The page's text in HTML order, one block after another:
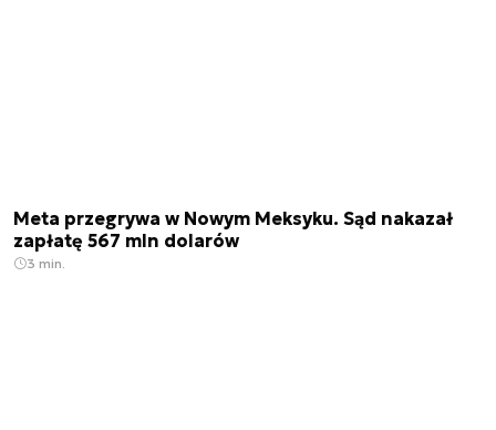
Meta przegrywa w Nowym Meksyku. Sąd nakazał
zapłatę 567 mln dolarów
3 min.